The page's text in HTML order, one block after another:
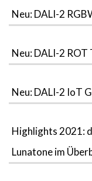
Neu: DALI-2
Neu: DALI-2 ROT
Neu: DALI-2 IoT
Highlights 2021:
Lunatone im